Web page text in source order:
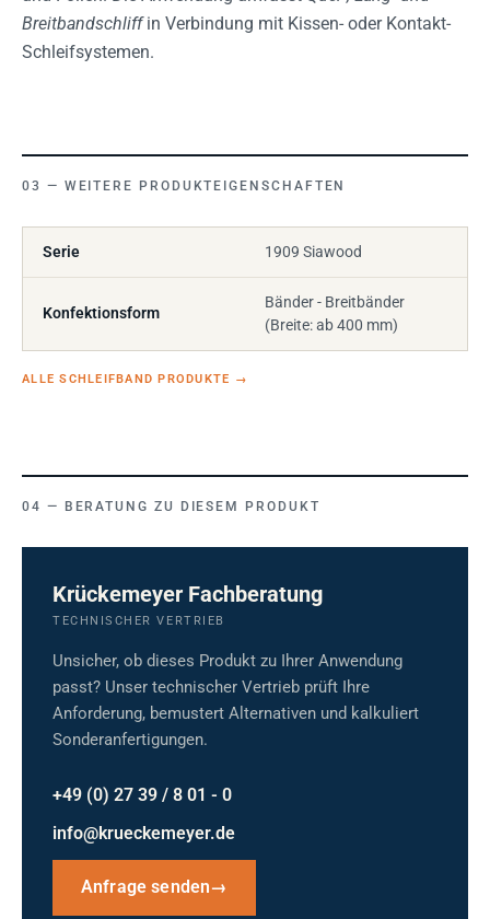
Breitbandschliffin Verbindung mit Kissen- oder Kontakt-
Schleifsystemen.
WEITERE PRODUKTEIGENSCHAFTEN
Serie 1909 Siawood
Konfektionsform
Bänder - Breitbänder
(Breite: ab 400 mm)
ALLE SCHLEIFBAND PRODUKTE →
BERATUNG ZU DIESEM PRODUKT
Krückemeyer Fachberatung
TECHNISCHER VERTRIEB
Unsicher, ob dieses Produkt zu Ihrer Anwendung
passt? Unser technischer Vertrieb prüft Ihre
Anforderung, bemustert Alternativen und kalkuliert
Sonderanfertigungen.
+49 (0) 27 39 / 8 01 - 0
info@krueckemeyer.de
Anfrage senden→